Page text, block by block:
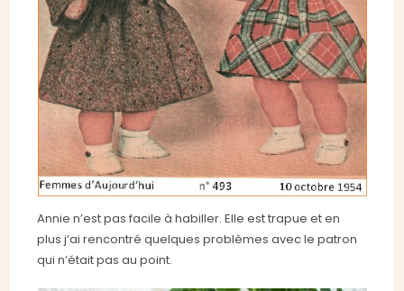
Annie n’est pas facile à habiller. Elle est trapue et en
plus j’ai rencontré quelques problèmes avec le patron
qui n’était pas au point.